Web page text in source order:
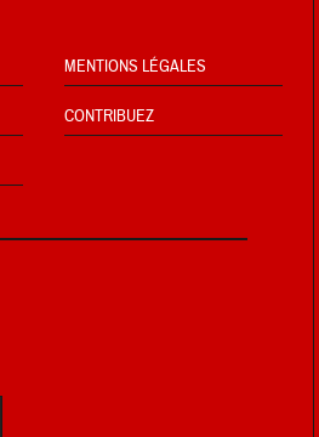
MENTIONS LÉGALES
CONTRIBUEZ